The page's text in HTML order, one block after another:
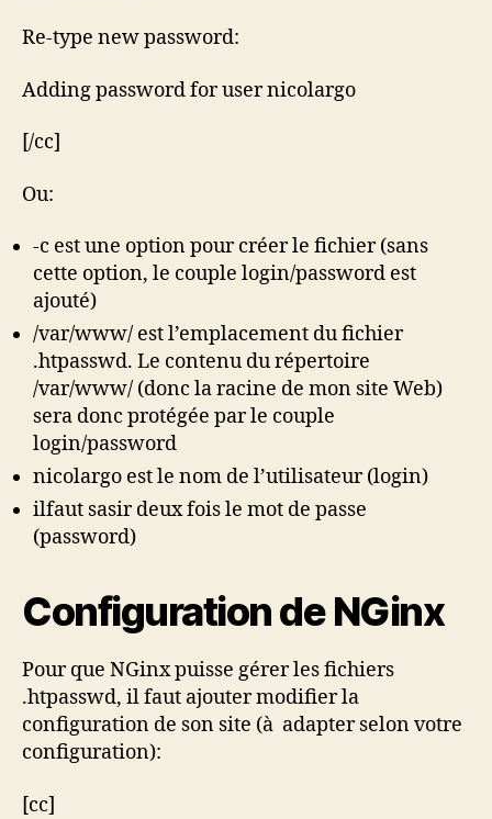
Re-type new password:
Adding password for user nicolargo
[/cc]
Ou:
-c est une option pour créer le fichier (sans
cette option, le couple login/password est
ajouté)
/var/www/ est l’emplacement du fichier
.htpasswd. Le contenu du répertoire
/var/www/ (donc la racine de mon site Web)
sera donc protégée par le couple
login/password
nicolargo est le nom de l’utilisateur (login)
ilfaut sasir deux fois le mot de passe
(password)
Configuration de NGinx
Pour que NGinx puisse gérer les fichiers
.htpasswd, il faut ajouter modifier la
configuration de son site (à adapter selon votre
configuration):
[cc]